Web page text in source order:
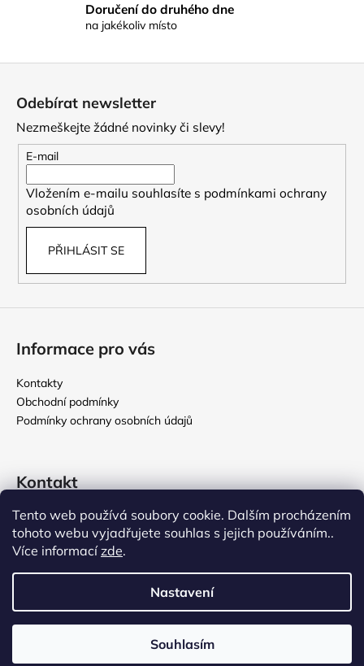
Tento web používá soubory cookie. Dalším procházením
tohoto webu vyjadřujete souhlas s jejich používáním..
Více informacízde.
Nastavení
Souhlasím
u
Doručení do druhého dne
na jakékoliv místo
Odebírat newsletter
Nezmeškejte žádné novinky či slevy!
E-mail
Vložením e-mailu souhlasíte s podmínkami ochrany
osobních údajů
PŘIHLÁSIT SE
Informace pro vás
Kontakty
Obchodní podmínky
Podmínky ochrany osobních údajů
Kontakt
rikomix @seznam.cz
731 586 209
776 000 107
Rikomix. Všechna práva vyhrazena.